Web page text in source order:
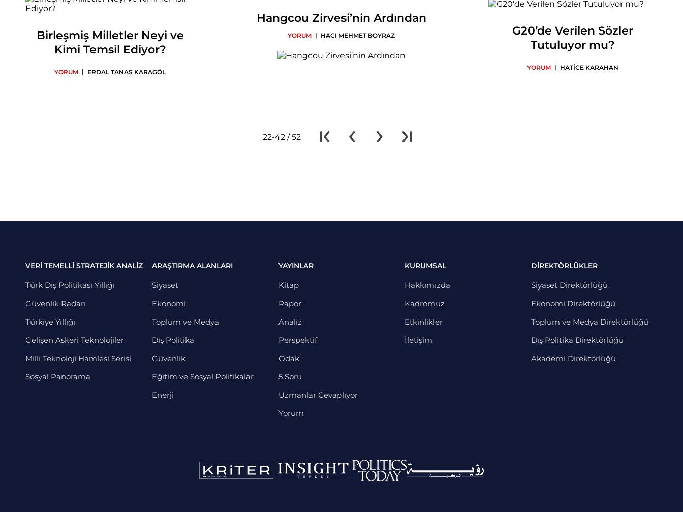
Birleşmiş Milletler Neyi ve
Kimi Temsil Ediyor?
YORUM | ERDAL TANAS KARAGÖL
Hangcou Zirvesi’nin Ardından
YORUM | HACI MEHMET BOYRAZ
G20’de Verilen Sözler
Tutuluyor mu?
YORUM | HATİCE KARAHAN
22-42 / 52
VERİ TEMELLİ STRATEJİK ANALİZ
Türk Dış Politikası Yıllığı
Güvenlik Radarı
Türkiye Yıllığı
Gelişen Askeri Teknolojiler
Milli Teknoloji Hamlesi Serisi
Sosyal Panorama
ARAŞTIRMA ALANLARI
Siyaset
Ekonomi
Toplum ve Medya
Dış Politika
Güvenlik
Eğitim ve Sosyal Politikalar
Enerji
YAYINLAR
Kitap
Rapor
Analiz
Perspektif
Odak
5 Soru
Uzmanlar Cevaplıyor
Yorum
KURUMSAL
Hakkımızda
Kadromuz
Etkinlikler
İletişim
DİREKTÖRLÜKLER
Siyaset Direktörlüğü
Ekonomi Direktörlüğü
Toplum ve Medya Direktörlüğü
Dış Politika Direktörlüğü
Akademi Direktörlüğü